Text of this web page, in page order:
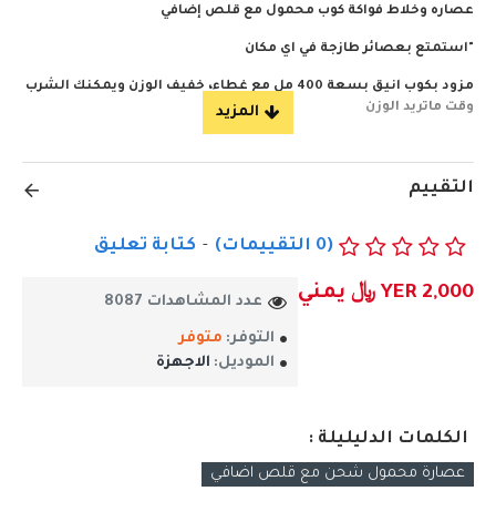
عصاره وخلاط فواكة كوب محمول مع قلص إضافي
"استمتع بعصائر طازجة في اي مكان
مزود بكوب انيق بسعة 400 مل مع غطاء، خفيف الوزن ويمكنك الشرب
وقت ماتريد الوزن
تصميم أنيق ومحمول ومصنوع من مواد عالية الجودة آمنة غذائيا
ثواني
-سهل الاستخدام والتنظيف و قابلة للفصل لتنظيف سريع .
التقييم
(0 التقييمات) - كتابة تعليق
YER 2,000 ﷼ يمني
التوفر: متوفر
الموديل: الاجهزة
عدد المشاهدات 8087
الكلمات الدليليلة :
عصارة محمول شحن مع قلص اضافي